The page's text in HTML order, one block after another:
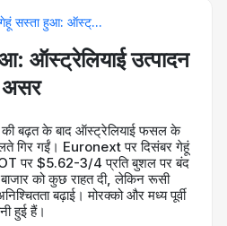
गेहूं सस्ता हुआ: ऑस्ट्...
ऑस्ट्रेलियाई उत्पादन
असर
की बढ़त के बाद ऑस्ट्रेलियाई फसल के
गिर गईं। Euronext पर दिसंबर गेहूं
पर $5.62-3/4 प्रति बुशल पर बंद
को कुछ राहत दी, लेकिन रूसी
बढ़ाई। मोरक्को और मध्य पूर्वी
हुई हैं।